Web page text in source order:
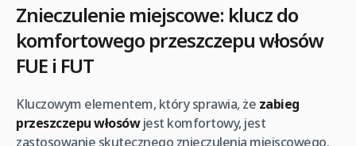
Znieczulenie miejscowe: klucz do
komfortowego przeszczepu włosów
FUE i FUT
Kluczowym elementem, który sprawia, że zabieg
przeszczepu włosówjest komfortowy, jest
zastosowanie skutecznego znieczulenia miejscowego.